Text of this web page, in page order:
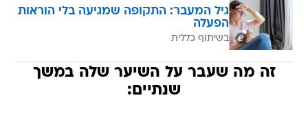
גיל המעבר: התקופה שמגיעה בלי הוראות
הפעלה
בשיתוף כללית
זה מה שעבר על השיער שלה במשך
שנתיים: